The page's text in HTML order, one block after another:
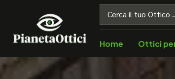
Home Ottici